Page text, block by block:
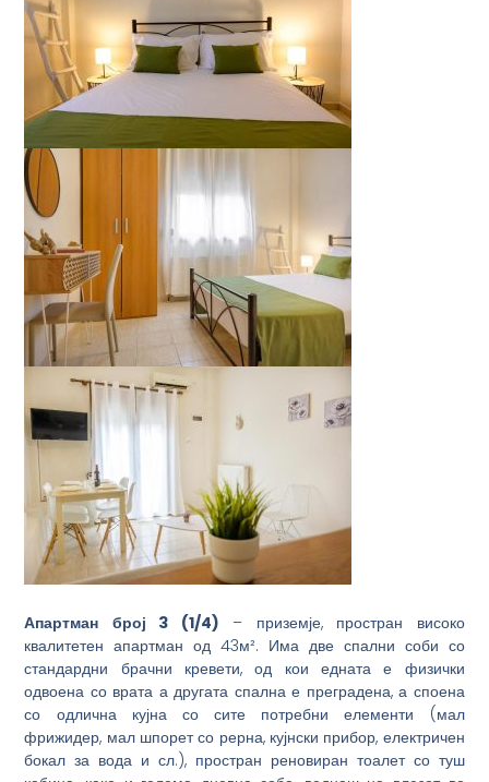
Апартман број 3 (1/4) – приземје, простран високо
квалитетен апартман од 43м². Има две спални соби со
стандардни брачни кревети, од кои едната е физички
одвоена со врата а другата спална е преградена, а споена
со одлична кујна со сите потребни елементи (мал
фрижидер, мал шпорет со рерна, кујнски прибор, електричен
бокал за вода и сл.), простран реновиран тоалет со туш